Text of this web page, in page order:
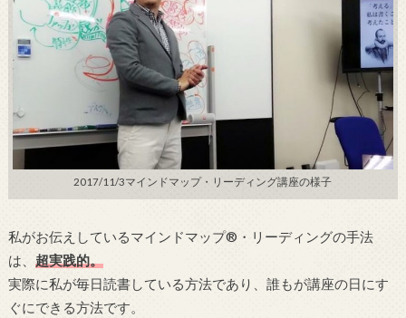
2017/11/3マインドマップ・リーディング講座の様子
私がお伝えしているマインドマップ®・リーディングの手法
は、 超実践的。
実際に私が毎日読書している方法であり、誰もが講座の日にす
ぐにできる方法です。